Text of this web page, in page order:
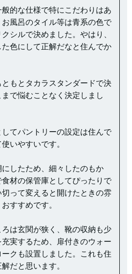
的な仕様で特にこだわりはあ
風呂のタイル等は青系の色で
シルで決めました。やはり、
色にして正解だなと住んでか
もとタカラスタンダードで決
で悩むことなく決定しまし
てパントリーの設定は住んで
いやすいです。
したため、細々したのもか
材の保管庫としてぴったりで
って変えると開けたときの雰
すすめです。
は玄関が狭く、靴の収納も少
実するため、扉付きのウォー
クも設置しました。これも住
だと思います。